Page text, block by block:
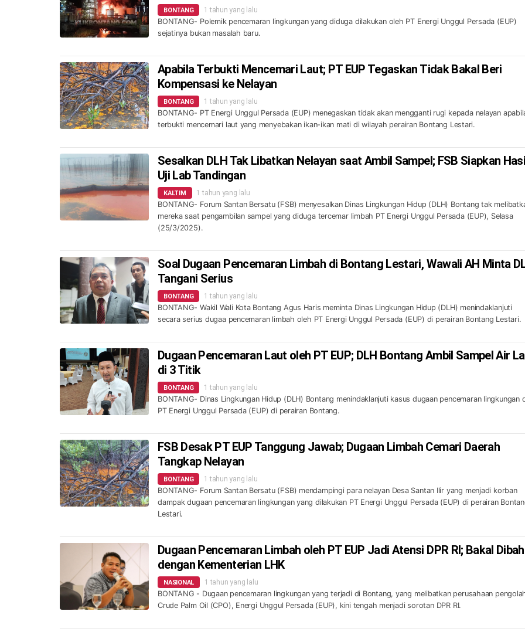
BONTANG 1 tahun yang lalu
BONTANG- Polemik pencemaran lingkungan yang diduga dilakukan oleh PT Energi Unggul Persada (EUP)
sejatinya bukan masalah baru.
Apabila Terbukti Mencemari Laut; PT EUP Tegaskan Tidak Bakal Beri
Kompensasi ke Nelayan
BONTANG 1 tahun yang lalu
BONTANG- PT Energi Unggul Persada (EUP) menegaskan tidak akan mengganti rugi kepada nelayan
terbukti mencemari laut yang menyebakan ikan-ikan mati di wilayah perairan Bontang Lestari.
Sesalkan DLH Tak Libatkan Nelayan saat Ambil Sampel; FSB Siapkan
Uji Lab Tandingan
KALTIM 1 tahun yang lalu
BONTANG- Forum Santan Bersatu (FSB) menyesalkan Dinas Lingkungan Hidup (DLH) Bontang tak
mereka saat pengambilan sampel yang diduga tercemar limbah PT Energi Unggul Persada (EUP), Selasa
(25/3/2025).
Soal Dugaan Pencemaran Limbah di Bontang Lestari, Wawali AH Minta
Tangani Serius
BONTANG 1 tahun yang lalu
BONTANG- Wakil Wali Kota Bontang Agus Haris meminta Dinas Lingkungan Hidup (DLH) menindaklanjuti
secara serius dugaa pencemaran limbah oleh PT Energi Unggul Persada (EUP) di perairan Bontang Lestari.
Dugaan Pencemaran Laut oleh PT EUP; DLH Bontang Ambil Sampel Air
di 3 Titik
BONTANG 1 tahun yang lalu
BONTANG- Dinas Lingkungan Hidup (DLH) Bontang menindaklanjuti kasus dugaan pencemaran lingkungan
PT Energi Unggul Persada (EUP) di perairan Bontang.
FSB Desak PT EUP Tanggung Jawab; Dugaan Limbah Cemari Daerah
Tangkap Nelayan
BONTANG 1 tahun yang lalu
BONTANG- Forum Santan Bersatu (FSB) mendampingi para nelayan Desa Santan Ilir yang menjadi korban
dampak dugaan pencemaran lingkungan yang dilakukan PT Energi Unggul Persada (EUP) di perairan
Lestari.
Dugaan Pencemaran Limbah oleh PT EUP Jadi Atensi DPR RI; Bakal
dengan Kementerian LHK
NASIONAL 1 tahun yang lalu
BONTANG - Dugaan pencemaran lingkungan yang terjadi di Bontang, yang melibatkan perusahaan
Crude Palm Oil (CPO), Energi Unggul Persada (EUP), kini tengah menjadi sorotan DPR RI.